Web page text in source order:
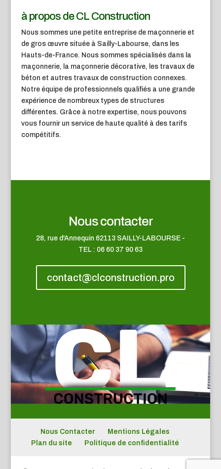
à propos de CL Construction
Nous sommes une petite entreprise de maçonnerie et
de gros œuvre située à Sailly-Labourse, dans les
Hauts-de-France. Nous sommes spécialisés dans la
maçonnerie, la maçonnerie décorative, les travaux de
béton et autres travaux de construction connexes.
Notre équipe de professionnels qualifiés a une grande
expérience de nombreux types de structures
différentes. Grâce à notre expertise, nous pouvons
vous fournir un service de haute qualité à des tarifs
compétitifs.
Nous contacter
28, rue d'Annequin 62113 SAILLY-LABOURSE -
TEL : 06 60 37 90 63
contact@clconstruction.pro
Nous Contacter
Mentions Légales
Plan du site
Politique de confidentialité